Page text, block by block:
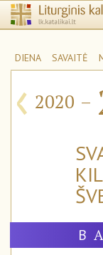
DIENA SAVAITĖ
‹ 2020 –
B